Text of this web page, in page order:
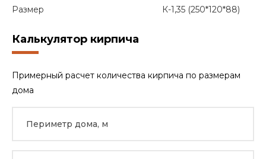
Размер К-1,35 (250*120*88)
Калькулятор кирпича
Примерный расчет количества кирпича по размерам
дома